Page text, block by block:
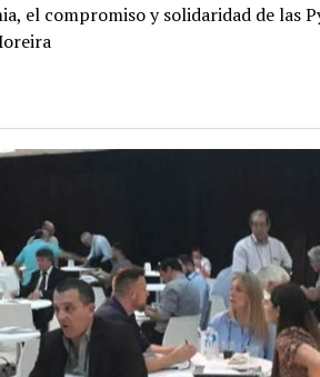
el compromiso y solidaridad de las